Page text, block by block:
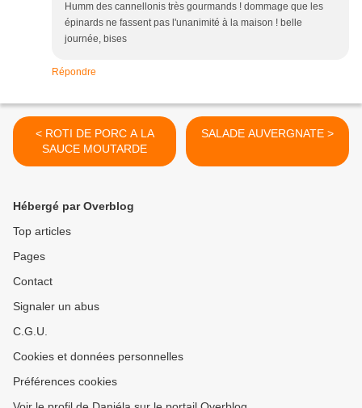
Humm des cannellonis très gourmands ! dommage que les
épinards ne fassent pas l'unanimité à la maison ! belle
journée, bises
Répondre
< ROTI DE PORC A LA
SAUCE MOUTARDE
SALADE AUVERGNATE >
Hébergé par Overblog
Top articles
Pages
Contact
Signaler un abus
C.G.U.
Cookies et données personnelles
Préférences cookies